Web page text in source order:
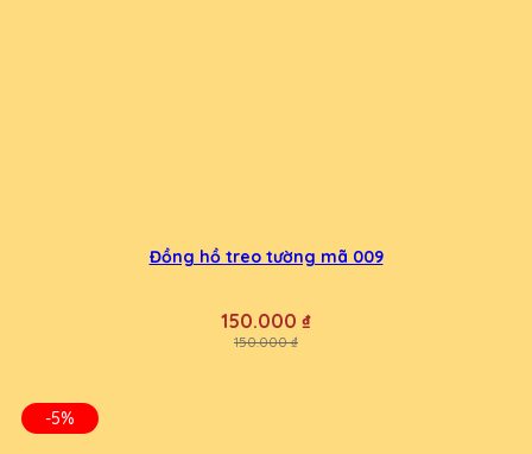
Đồng hồ treo tường mã 009
150.000 ₫
150.000 ₫
-5%